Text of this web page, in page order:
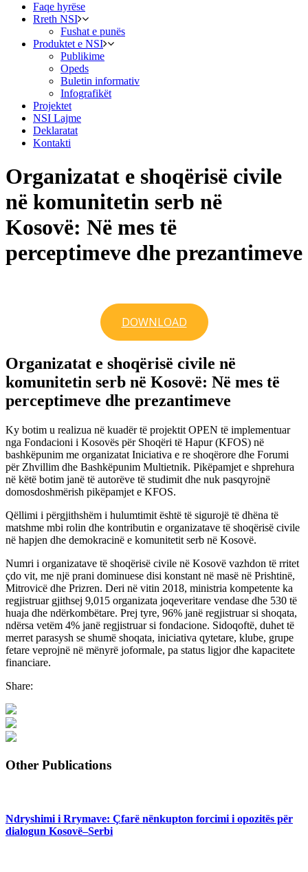
Faqe hyrëse
Rreth NSI
Fushat e punës
Produktet e NSI
Publikime
Opeds
Buletin informativ
Infografikët
Projektet
NSI Lajme
Deklaratat
Kontakti
Organizatat e shoqërisë civile
në komunitetin serb në
Kosovë: Në mes të
perceptimeve dhe prezantimeve
DOWNLOAD
Organizatat e shoqërisë civile në
komunitetin serb në Kosovë: Në mes të
perceptimeve dhe prezantimeve
Ky botim u realizua në kuadër të projektit OPEN të implementuar
nga Fondacioni i Kosovës për Shoqëri të Hapur (KFOS) në
bashkëpunim me organizatat Iniciativa e re shoqërore dhe Forumi
për Zhvillim dhe Bashkëpunim Multietnik. Pikëpamjet e shprehura
në këtë botim janë të autorëve të studimit dhe nuk pasqyrojnë
domosdoshmërish pikëpamjet e KFOS.
Qëllimi i përgjithshëm i hulumtimit është të sigurojë të dhëna të
matshme mbi rolin dhe kontributin e organizatave të shoqërisë civile
në hapjen dhe demokracinë e komunitetit serb në Kosovë.
Numri i organizatave të shoqërisë civile në Kosovë vazhdon të rritet
çdo vit, me një prani dominuese disi konstant në masë në Prishtinë,
Mitrovicë dhe Prizren. Deri në vitin 2018, ministria kompetente ka
regjistruar gjithsej 9,015 organizata joqeveritare vendase dhe 530 të
huaja dhe ndërkombëtare. Prej tyre, 96% janë regjistruar si shoqata,
ndërsa vetëm 4% janë regjistruar si fondacione. Sidoqoftë, duhet të
merret parasysh se shumë shoqata, iniciativa qytetare, klube, grupe
fetare veprojnë në mënyrë joformale, pa status ligjor dhe kapacitete
financiare.
Share:
Other Publications
Ndryshimi i Rrymave: Çfarë nënkupton forcimi i opozitës për
dialogun Kosovë–Serbi